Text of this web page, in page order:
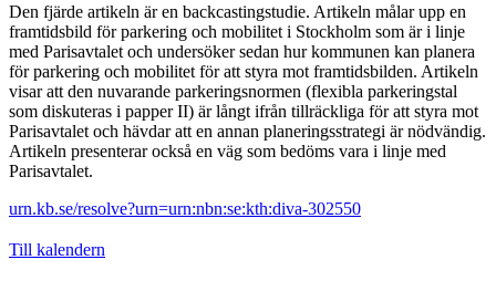
Den fjärde artikeln är en backcastingstudie. Artikeln målar upp en
framtidsbild för parkering och mobilitet i Stockholm som är i linje
med Parisavtalet och undersöker sedan hur kommunen kan planera
för parkering och mobilitet för att styra mot framtidsbilden. Artikeln
visar att den nuvarande parkeringsnormen (flexibla parkeringstal
som diskuteras i papper II) är långt ifrån tillräckliga för att styra mot
Parisavtalet och hävdar att en annan planeringsstrategi är nödvändig.
Artikeln presenterar också en väg som bedöms vara i linje med
Parisavtalet.
urn.kb.se/resolve?urn=urn:nbn:se:kth:diva-302550
Till kalendern